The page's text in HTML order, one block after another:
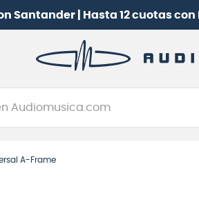
Santander | Hasta 12 cuotas con
A-Frame